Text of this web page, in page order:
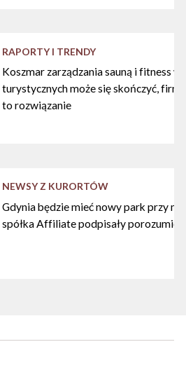
RAPORTY I TRENDY
Koszmar zarządzania sauną i fitness w
turystycznych może się skończyć,
to rozwiązanie
NEWSY Z KURORTÓW
Gdynia będzie mieć nowy park przy
spółka Affiliate podpisały